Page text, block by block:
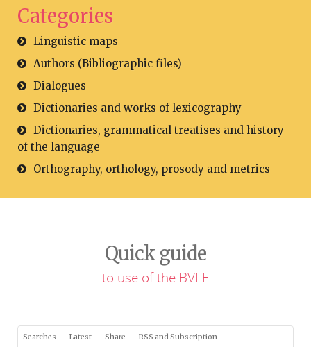
Categories
Linguistic maps
Authors (Bibliographic files)
Dialogues
Dictionaries and works of lexicography
Dictionaries, grammatical treatises and history
of the language
Orthography, orthology, prosody and metrics
Quick guide
to use of the BVFE
Searches Latest Share RSS and Subscription